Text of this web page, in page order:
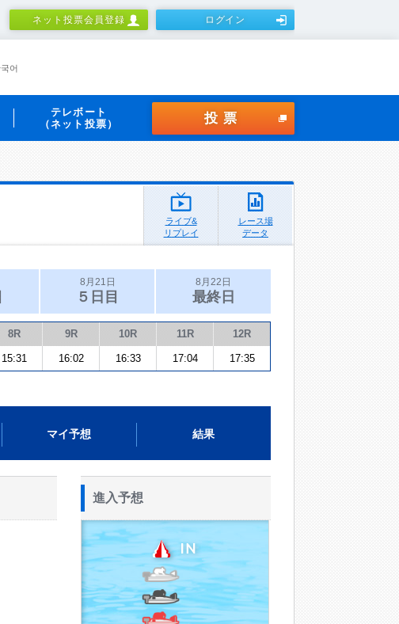
ネット投票会員登録 ログイン
어
テレボート
（ネット投票）
投票
ライブ&
リプレイ
レース場
データ
8月21日
５日目
8月22日
最終日
8R 9R 10R 11R 12R
15:31 16:02 16:33 17:04 17:35
マイ予想 結果
進入予想